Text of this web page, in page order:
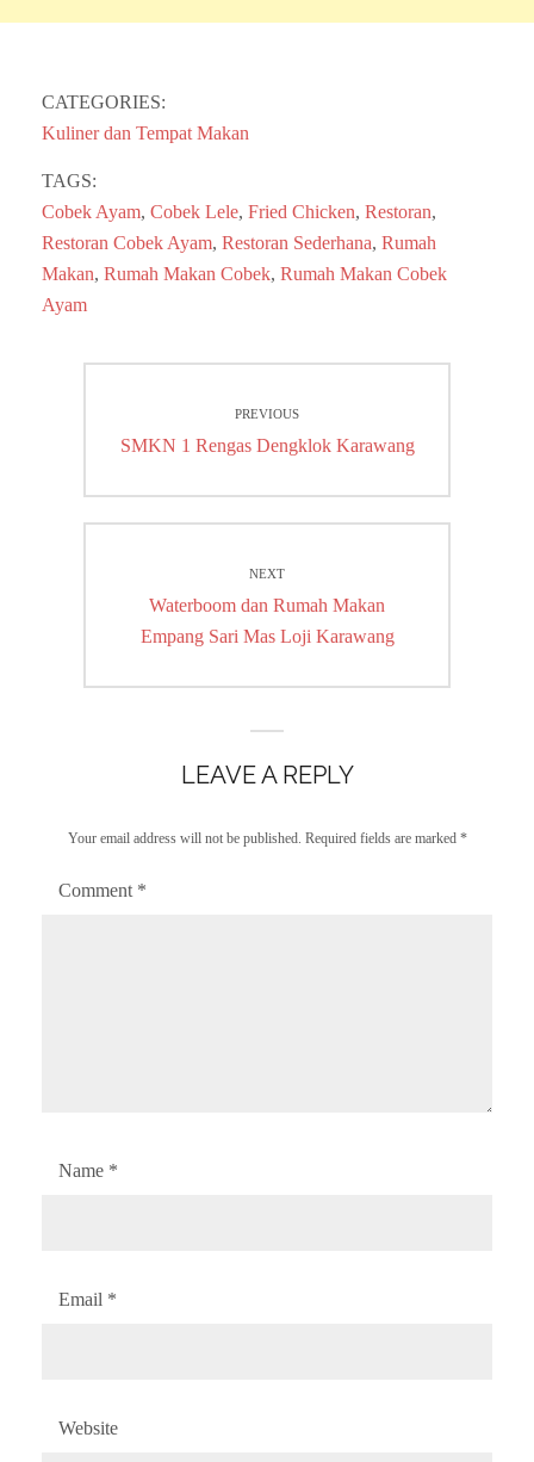
CATEGORIES:
Kuliner dan Tempat Makan
TAGS:
Cobek Ayam, Cobek Lele, Fried Chicken, Restoran,
Restoran Cobek Ayam, Restoran Sederhana, Rumah
Makan, Rumah Makan Cobek, Rumah Makan Cobek
Ayam
navigationPREVIOUS
Previous
SMKN 1 Rengas Dengklok Karawang
NEXT
Next
post:
Waterboom dan Rumah Makan
Empang Sari Mas Loji Karawang
LEAVE A REPLY
Your email address will not be published. Required fields are marked *
Comment *
Name *
Email *
Website